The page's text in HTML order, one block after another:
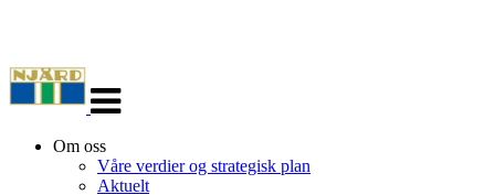
navigasjon
Om oss
Våre verdier og strategisk plan
Aktuelt